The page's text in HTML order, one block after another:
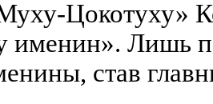
Цокотуху»
именин». Лишь
став